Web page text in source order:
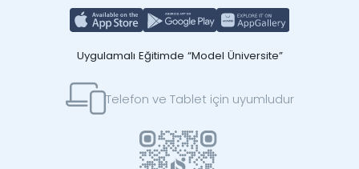
Uygulamalı Eğitimde “Model Üniversite”
Telefon ve Tablet için uyumludur